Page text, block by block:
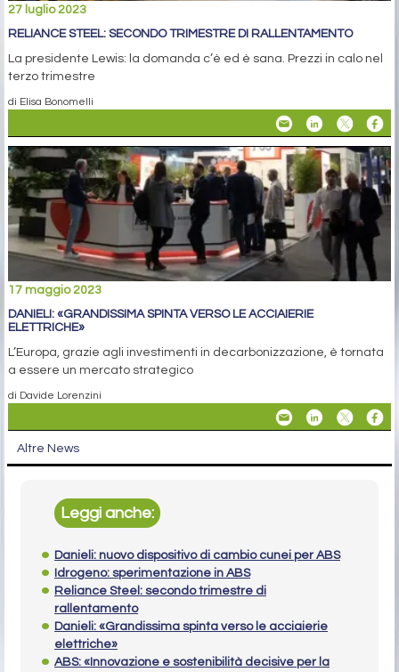
27 luglio 2023
RELIANCE STEEL: SECONDO TRIMESTRE DI RALLENTAMENTO
La presidente Lewis: la domanda c’è ed è sana. Prezzi in calo nel
terzo trimestre
di Elisa Bonomelli
17 maggio 2023
DANIELI: «GRANDISSIMA SPINTA VERSO LE ACCIAIERIE
ELETTRICHE»
L’Europa, grazie agli investimenti in decarbonizzazione, è tornata
a essere un mercato strategico
di Davide Lorenzini
Altre News
Leggi anche:
Danieli: nuovo dispositivo di cambio cunei per ABS
Idrogeno: sperimentazione in ABS
Reliance Steel: secondo trimestre di
rallentamento
Danieli: «Grandissima spinta verso le acciaierie
elettriche»
ABS: «Innovazione e sostenibilità decisive per la